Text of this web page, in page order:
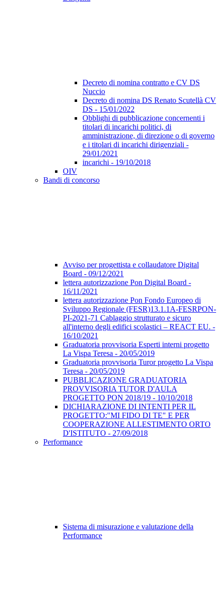
Decreto di nomina contratto e CV DS
Nuccio
Decreto di nomina DS Renato Scutellà CV
DS - 15/01/2022
Obblighi di pubblicazione concernenti i
titolari di incarichi politici, di
amministrazione, di direzione o di governo
e i titolari di incarichi dirigenziali -
29/01/2021
incarichi - 19/10/2018
OIV
Bandi di concorso
Avviso per progettista e collaudatore Digital
Board - 09/12/2021
lettera autorizzazione Pon Digital Board -
16/11/2021
lettera autorizzazione Pon Fondo Europeo di
Sviluppo Regionale (FESR)13.1.1A-FESRPON-
PI-2021-71 Cablaggio strutturato e sicuro
all'interno degli edifici scolastici – REACT EU. -
16/10/2021
Graduatoria provvisoria Esperti interni progetto
La Vispa Teresa - 20/05/2019
Graduatoria provvisoria Turor progetto La Vispa
Teresa - 20/05/2019
PUBBLICAZIONE GRADUATORIA
PROVVISORIA TUTOR D'AULA
PROGETTO PON 2018/19 - 10/10/2018
DICHIARAZIONE DI INTENTI PER IL
PROGETTO:"MI FIDO DI TE" E PER
COOPERAZIONE ALLESTIMENTO ORTO
D'ISTITUTO - 27/09/2018
Performance
Sistema di misurazione e valutazione della
Performance